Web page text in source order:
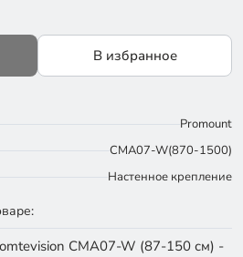
В избранное
Promount
CMA07-W(870-1500)
Настенное крепление
CMA07-W (87-150 см) -